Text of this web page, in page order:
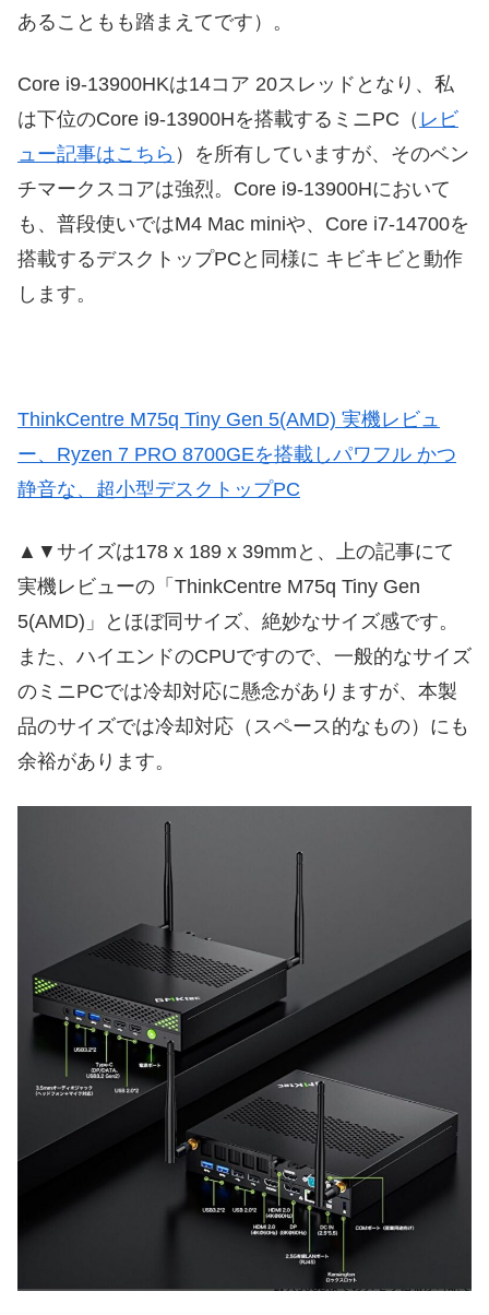
あることもも踏まえてです）。
Core i9-13900HKは14コア 20スレッドとなり、私
は下位のCore i9-13900Hを搭載するミニPC（ レビ
ュー記事はこちら ）を所有していますが、そのベン
チマークスコアは強烈。Core i9-13900Hにおいて
も、普段使いではM4 Mac miniや、Core i7-14700を
搭載するデスクトップPCと同様に キビキビと動作
します。
ThinkCentre M75q Tiny Gen 5(AMD) 実機レビュ
ー、Ryzen 7 PRO 8700GEを搭載しパワフル かつ
静音な、超小型デスクトップPC
▲▼サイズは178 x 189 x 39mmと、上の記事にて
実機レビューの「ThinkCentre M75q Tiny Gen
5(AMD)」とほぼ同サイズ、絶妙なサイズ感です。
また、ハイエンドのCPUですので、一般的なサイズ
のミニPCでは冷却対応に懸念がありますが、本製
品のサイズでは冷却対応（スペース的なもの）にも
余裕があります。